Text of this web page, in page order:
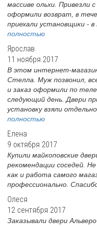
массиве ольхи.
оформили возврат, в
приехали установщики - в
полностью
Ярослав
11 ноября 2017
В этом интернет-
Стелла. Муж позвонил,
и заказ оформили по
следующий день. Двери
установку взяли
полностью
Елена
9 октября 2017
Купили майкоповские
рекомендации соседей.
как и работа самого
профессионально.
Олеся
12 сентября 2017
Заказывали двери